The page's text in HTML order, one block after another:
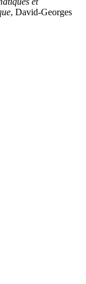
, David-Georges